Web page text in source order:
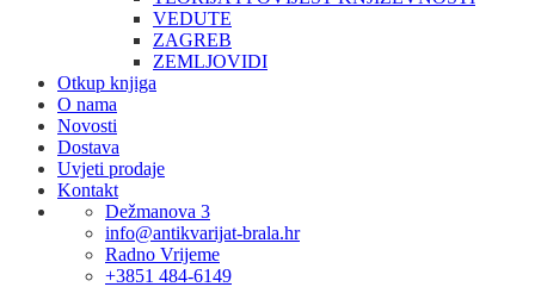
VEDUTE
ZAGREB
ZEMLJOVIDI
Otkup knjiga
O nama
Novosti
Dostava
Uvjeti prodaje
Kontakt
Dežmanova 3
info@antikvarijat-brala.hr
Radno Vrijeme
+3851 484-6149